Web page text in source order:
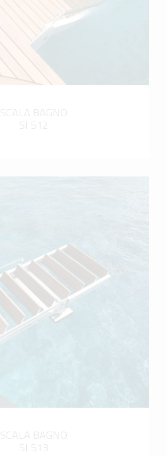
SCALA BAGNO
SI 512
scopri di più
SCALA BAGNO
SI 513